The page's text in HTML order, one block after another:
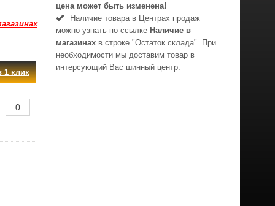
1 клик
цена может быть изменена!
Наличие товара в Центрах продаж
можно узнать по ссылке Наличие в
магазинах в строке "Остаток склада". При
необходимости мы доставим товар в
интерсующий Вас шинный центр.